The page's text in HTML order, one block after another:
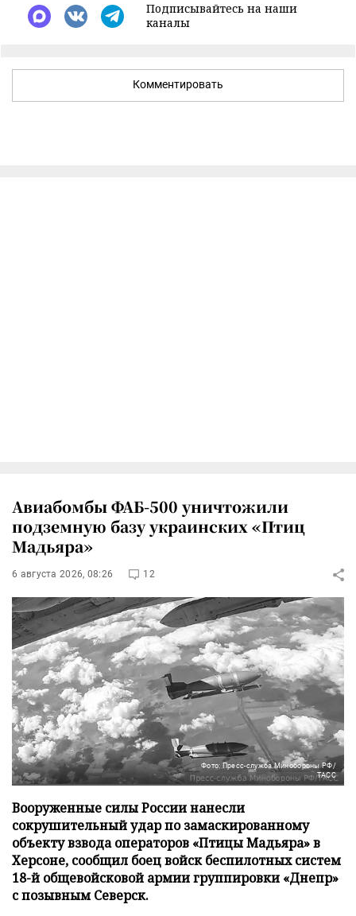
Подписывайтесь на наши
каналы
Комментировать
Авиабомбы ФАБ-500 уничтожили
подземную базу украинских «Птиц
Мадьяра»
6 августа 2026, 08:26 12
Фото: Пресс-служба Минобороны РФ/
ТАСС
Вооруженные силы России нанесли
сокрушительный удар по замаскированному
объекту взвода операторов «Птицы Мадьяра» в
Херсоне, сообщил боец войск беспилотных систем
18-й общевойсковой армии группировки «Днепр»
с позывным Северск.